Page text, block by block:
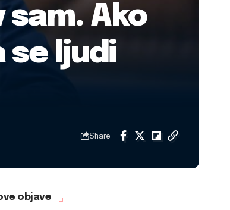
sam. Ako
se ljudi
Share
objave